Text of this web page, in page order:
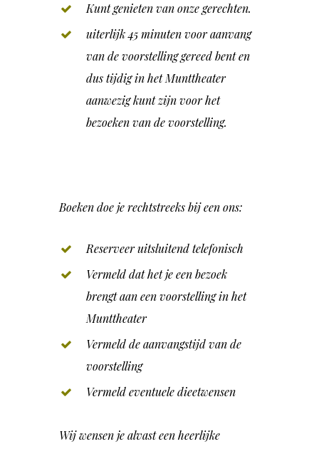
Kunt genieten van onze gerechten.
uiterlijk 45 minuten voor aanvang
van de voorstelling gereed bent en
dus tijdig in het Munttheater
aanwezig kunt zijn voor het
bezoeken van de voorstelling.
Boeken doe je rechtstreeks bij een ons:
Reserveer uitsluitend telefonisch
Vermeld dat het je een bezoek
brengt aan een voorstelling in het
Munttheater
Vermeld de aanvangstijd van de
voorstelling
Vermeld eventuele dieetwensen
Wij wensen je alvast een heerlijke